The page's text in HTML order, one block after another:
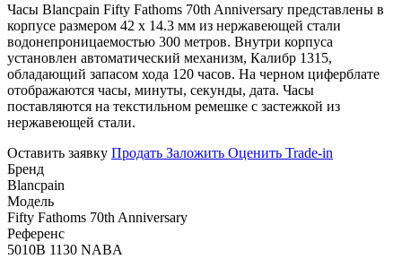
Часы Blancpain Fifty Fathoms 70th Anniversary представлены в
корпусе размером 42 x 14.3 мм из нержавеющей стали
водонепроницаемостью 300 метров. Внутри корпуса
установлен автоматический механизм, Калибр 1315,
обладающий запасом хода 120 часов. На черном циферблате
отображаются часы, минуты, секунды, дата. Часы
поставляются на текстильном ремешке с застежкой из
нержавеющей стали.
Оставить заявку Продать Заложить Оценить Trade-in
Бренд
Blancpain
Модель
Fifty Fathoms 70th Anniversary
Референс
5010B 1130 NABA